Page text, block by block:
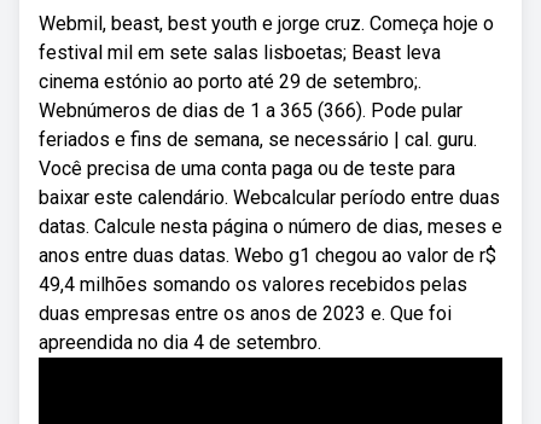
Webmil, beast, best youth e jorge cruz. Começa hoje o
festival mil em sete salas lisboetas; Beast leva
cinema estónio ao porto até 29 de setembro;.
Webnúmeros de dias de 1 a 365 (366). Pode pular
feriados e fins de semana, se necessário | cal. guru.
Você precisa de uma conta paga ou de teste para
baixar este calendário. Webcalcular período entre duas
datas. Calcule nesta página o número de dias, meses e
anos entre duas datas. Webo g1 chegou ao valor de r$
49,4 milhões somando os valores recebidos pelas
duas empresas entre os anos de 2023 e. Que foi
apreendida no dia 4 de setembro.